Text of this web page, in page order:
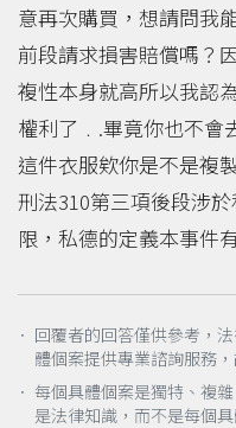
意再次購買，想請問我
前段請求損害賠償嗎？
複性本身就高所以我認
權利了﹒.畢竟你也不會
這件衣服欸你是不是複
刑法310第三項後段涉
限，私德的定義本事件
． 回覆者的回答僅供參考，
體個案提供專業諮詢服務
． 每個具體個案是獨特、複
是法律知識，而不是每個